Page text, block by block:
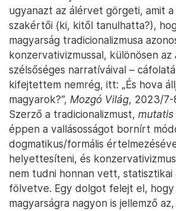
ugyanazt az álérvet görgeti, amit
szakértői (ki, kitől tanulhatta?),
magyarság tradicionalizmusa
konzervativizmussal, különösen az
szélsőséges narratíváival –
kifejtettem nemrég, itt: „És hova
magyarok?”, Mozgó Világ, 2023/7-
Szerző a tradicionalizmust,
éppen a vallásosságot bornírt
dogmatikus/formális
helyettesíteni, és
nem tudni honnan vett, statisztikai
fölvetve. Egy dolgot felejt el,
magyarságra nagyon is jellemző